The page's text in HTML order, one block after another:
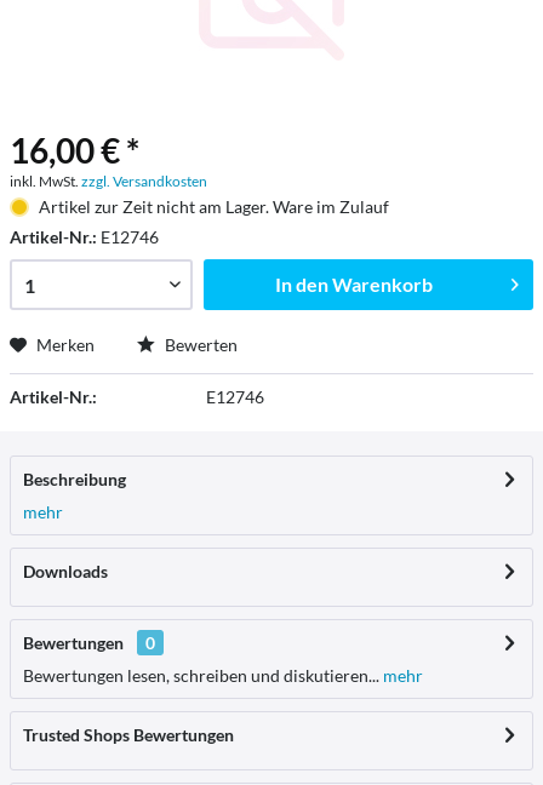
16,00 € *
inkl. MwSt. zzgl. Versandkosten
Artikel zur Zeit nicht am Lager. Ware im Zulauf
Artikel-Nr.: E12746
In denWarenkorb
Merken Bewerten
Artikel-Nr.: E12746
Beschreibung
mehr
Downloads
Bewertungen
0
Bewertungen lesen, schreiben und diskutieren... mehr
Trusted Shops Bewertungen